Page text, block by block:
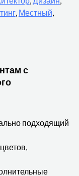
, Местный,
с
подходящий